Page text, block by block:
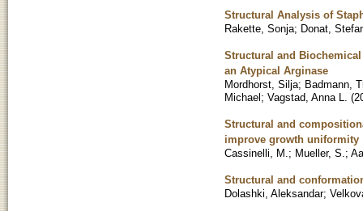
Structural Analysis of
Rakette, Sonja; Donat,
Structural and
an Atypical Arginase
Mordhorst, Silja; Badmann,
Michael; Vagstad, Anna L. (
Structural and
improve growth uniformity
Cassinelli, M. ; Mueller, S. ;
Structural and
Dolashki, Aleksandar;